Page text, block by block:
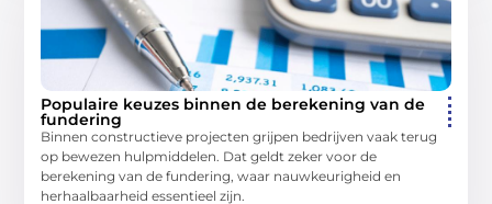
Populaire keuzes binnen de berekening van de
fundering
Binnen constructieve projecten grijpen bedrijven vaak terug
op bewezen hulpmiddelen. Dat geldt zeker voor de
berekening van de fundering, waar nauwkeurigheid en
herhaalbaarheid essentieel zijn.